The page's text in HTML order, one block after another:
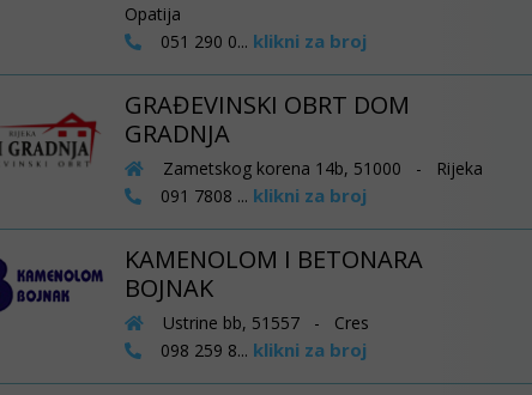
Opatija
051 290 0... klikni za broj
GRAĐEVINSKI OBRT DOM
GRADNJA
Zametskog korena 14b, 51000 - Rijeka
091 7808 ... klikni za broj
KAMENOLOM I BETONARA
BOJNAK
Ustrine bb, 51557 - Cres
098 259 8... klikni za broj